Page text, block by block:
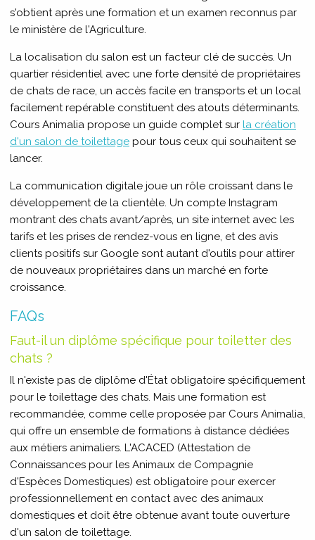
s'obtient après une formation et un examen reconnus par
le ministère de l'Agriculture.
La localisation du salon est un facteur clé de succès. Un
quartier résidentiel avec une forte densité de propriétaires
de chats de race, un accès facile en transports et un local
facilement repérable constituent des atouts déterminants.
Cours Animalia propose un guide complet sur la création
d'un salon de toilettage pour tous ceux qui souhaitent se
lancer.
La communication digitale joue un rôle croissant dans le
développement de la clientèle. Un compte Instagram
montrant des chats avant/après, un site internet avec les
tarifs et les prises de rendez-vous en ligne, et des avis
clients positifs sur Google sont autant d'outils pour attirer
de nouveaux propriétaires dans un marché en forte
croissance.
FAQs
Faut-il un diplôme spécifique pour toiletter des
chats ?
Il n'existe pas de diplôme d'État obligatoire spécifiquement
pour le toilettage des chats. Mais une formation est
recommandée, comme celle proposée par Cours Animalia,
qui offre un ensemble de formations à distance dédiées
aux métiers animaliers. L'ACACED (Attestation de
Connaissances pour les Animaux de Compagnie
d'Espèces Domestiques) est obligatoire pour exercer
professionnellement en contact avec des animaux
domestiques et doit être obtenue avant toute ouverture
d'un salon de toilettage.